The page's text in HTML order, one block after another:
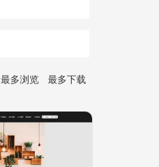
最多浏览 最多下载